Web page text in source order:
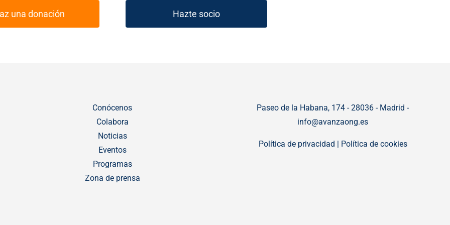
una donación Hazte socio
Conócenos
Colabora
Noticias
Eventos
Programas
Zona de prensa
Paseo de la Habana, 174 - 28036 - Madrid -
info@avanzaong.es
Política de privacidad | Política de cookies